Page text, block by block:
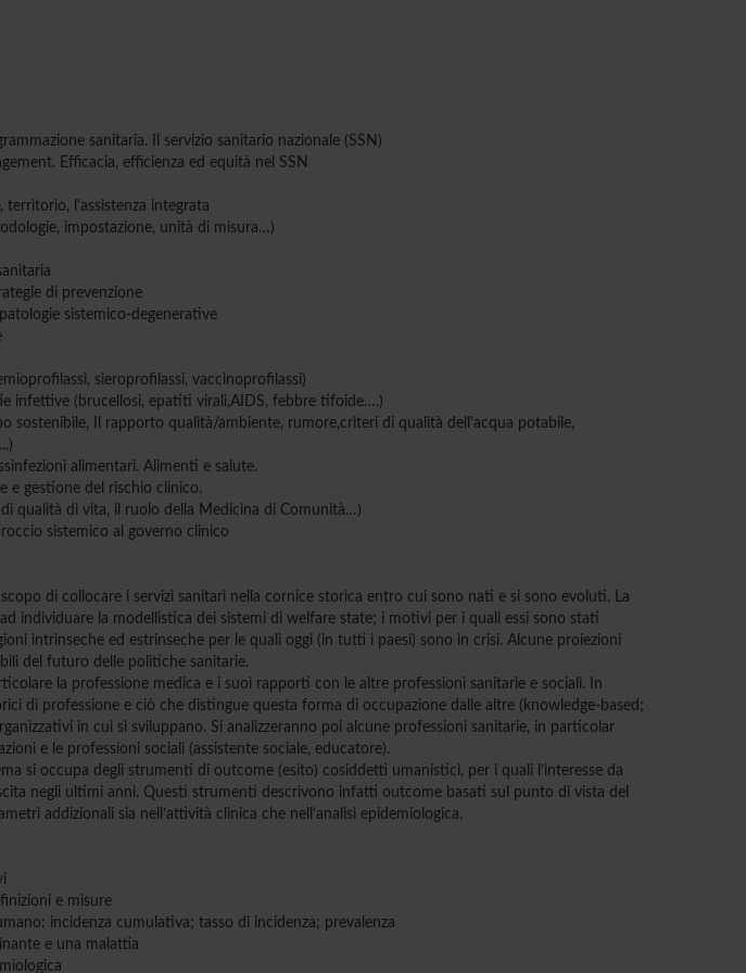
sanitaria. Il servizio sanitario nazionale (SSN)
Efficacia, efficienza ed equità nel SSN
territorio, l'assistenza integrata
impostazione, unità di misura…)
di prevenzione
sistemico-degenerative
sieroprofilassi, vaccinoprofilassi)
infettive (brucellosi, epatiti virali,AIDS, febbre tifoide….)
sostenibile, Il rapporto qualità/ambiente, rumore,criteri di qualità dell'acqua potabile,
alimentari. Alimenti e salute.
e gestione del rischio clinico.
qualità di vita, il ruolo della Medicina di Comunità…)
sistemico al governo clinico
di collocare i servizi sanitari nella cornice storica entro cui sono nati e si sono evoluti. La
individuare la modellistica dei sistemi di welfare state; i motivi per i quali essi sono stati
intrinseche ed estrinseche per le quali oggi (in tutti i paesi) sono in crisi. Alcune proiezioni
del futuro delle politiche sanitarie.
la professione medica e i suoi rapporti con le altre professioni sanitarie e sociali. In
di professione e ciò che distingue questa forma di occupazione dalle altre (knowledge-based;
in cui si sviluppano. Si analizzeranno poi alcune professioni sanitarie, in particolar
e le professioni sociali (assistente sociale, educatore).
si occupa degli strumenti di outcome (esito) cosiddetti umanistici, per i quali l’interesse da
negli ultimi anni. Questi strumenti descrivono infatti outcome basati sul punto di vista del
addizionali sia nell’attività clinica che nell’analisi epidemiologica.
e misure
incidenza cumulativa; tasso di incidenza; prevalenza
e una malattia